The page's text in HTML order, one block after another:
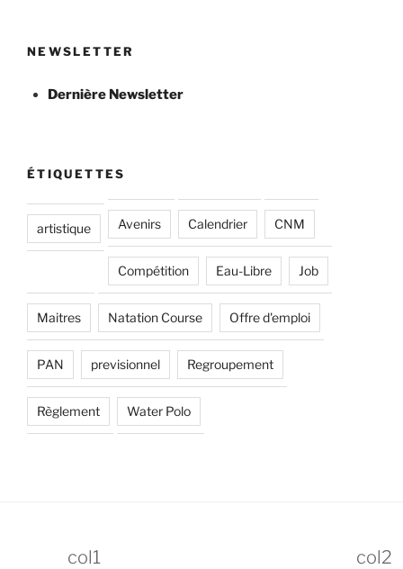
NEWSLETTER
Dernière Newsletter
ÉTIQUETTES
artistique Avenirs Calendrier CNM
Compétition Eau-Libre Job
Maitres Natation Course Offre d'emploi
PAN previsionnel Regroupement
Règlement Water Polo
col1 col2